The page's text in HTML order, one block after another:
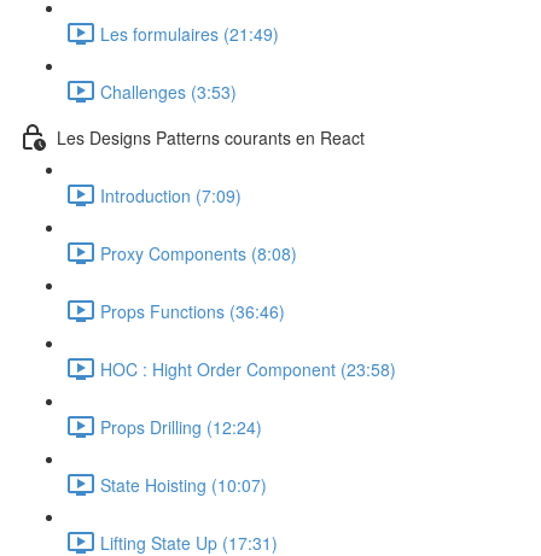
Les formulaires (21:49)
Challenges (3:53)
Les Designs Patterns courants en React
Introduction (7:09)
Proxy Components (8:08)
Props Functions (36:46)
HOC : Hight Order Component (23:58)
Props Drilling (12:24)
State Hoisting (10:07)
Lifting State Up (17:31)